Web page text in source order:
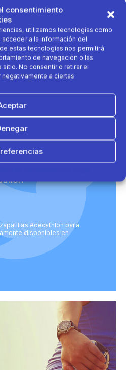
consentimiento
utilizamos tecnologías como
a la información del
estas tecnologías nos permitirá
de navegación o las
No consentir o retirar el
a ciertas
nuestra política de
#decathlon para
disponibles en